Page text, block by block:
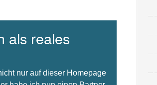
als reales
nur auf dieser Homepage